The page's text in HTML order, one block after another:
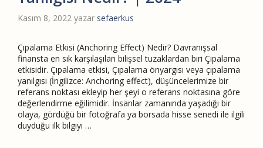
Kasım 8, 2022 yazar sefaerkus
Çıpalama Etkisi (Anchoring Effect) Nedir? Davranışsal
finansta en sık karşılaşılan bilişsel tuzaklardan biri Çıpalama
etkisidir. Çıpalama etkisi, Çıpalama önyargısı veya çıpalama
yanılgısı (İngilizce: Anchoring effect), düşüncelerimize bir
referans noktası ekleyip her şeyi o referans noktasına göre
değerlendirme eğilimidir. İnsanlar zamanında yaşadığı bir
olaya, gördüğü bir fotoğrafa ya borsada hisse senedi ile ilgili
duyduğu ilk bilgiyi …